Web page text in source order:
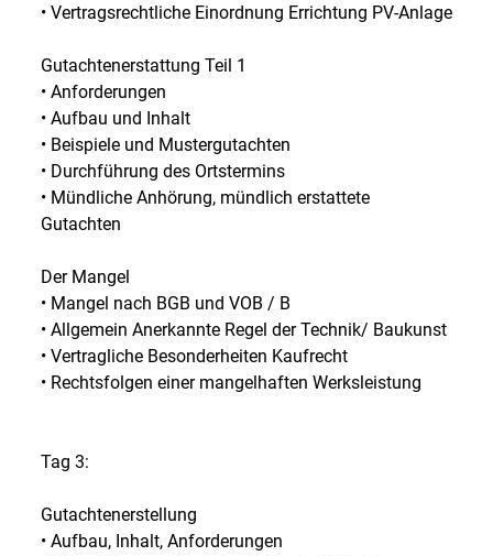
• Vertragsrechtliche Einordnung Errichtung PV-Anlage
Gutachtenerstattung Teil 1
• Anforderungen
• Aufbau und Inhalt
• Beispiele und Mustergutachten
• Durchführung des Ortstermins
• Mündliche Anhörung, mündlich erstattete
Gutachten
Der Mangel
• Mangel nach BGB und VOB / B
• Allgemein Anerkannte Regel der Technik/ Baukunst
• Vertragliche Besonderheiten Kaufrecht
• Rechtsfolgen einer mangelhaften Werksleistung
Tag 3:
Gutachtenerstellung
• Aufbau, Inhalt, Anforderungen